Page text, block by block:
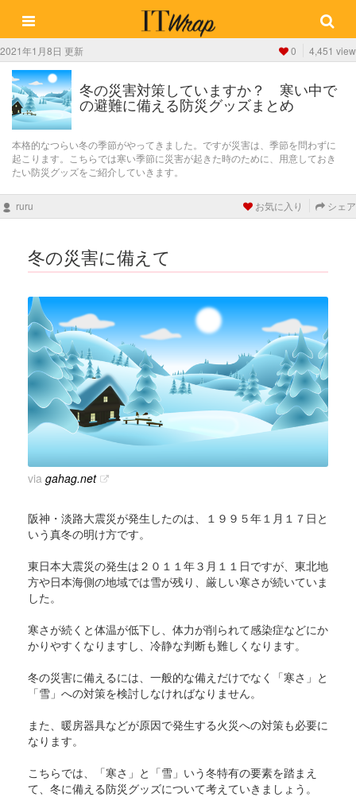
2021年1月8日 更新 0 4,451 view
冬の災害対策していますか？ 寒い中で
の避難に備える防災グッズまとめ
本格的なつらい冬の季節がやってきました。ですが災害は、季節を問わずに
起こります。こちらでは寒い季節に災害が起きた時のために、用意しておき
たい防災グッズをご紹介していきます。
ruru お気に入り シェア
冬の災害に備えて
via gahag.net
阪神・淡路大震災が発生したのは、１９９５年１月１７日と
いう真冬の明け方です。
東日本大震災の発生は２０１１年３月１１日ですが、東北地
方や日本海側の地域では雪が残り、厳しい寒さが続いていま
した。
寒さが続くと体温が低下し、体力が削られて感染症などにか
かりやすくなりますし、冷静な判断も難しくなります。
冬の災害に備えるには、一般的な備えだけでなく「寒さ」と
「雪」への対策を検討しなければなりません。
また、暖房器具などが原因で発生する火災への対策も必要に
なります。
こちらでは、「寒さ」と「雪」いう冬特有の要素を踏まえ
て、冬に備える防災グッズについて考えていきましょう。